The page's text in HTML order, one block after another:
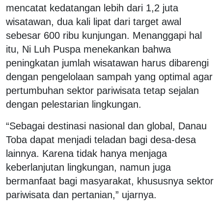
mencatat kedatangan lebih dari 1,2 juta
wisatawan, dua kali lipat dari target awal
sebesar 600 ribu kunjungan. Menanggapi hal
itu, Ni Luh Puspa menekankan bahwa
peningkatan jumlah wisatawan harus dibarengi
dengan pengelolaan sampah yang optimal agar
pertumbuhan sektor pariwisata tetap sejalan
dengan pelestarian lingkungan.
“Sebagai destinasi nasional dan global, Danau
Toba dapat menjadi teladan bagi desa-desa
lainnya. Karena tidak hanya menjaga
keberlanjutan lingkungan, namun juga
bermanfaat bagi masyarakat, khususnya sektor
pariwisata dan pertanian,” ujarnya.